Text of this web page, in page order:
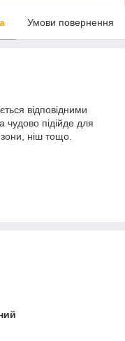
Умови повернення
відповідними
підійде для
ніш тощо.